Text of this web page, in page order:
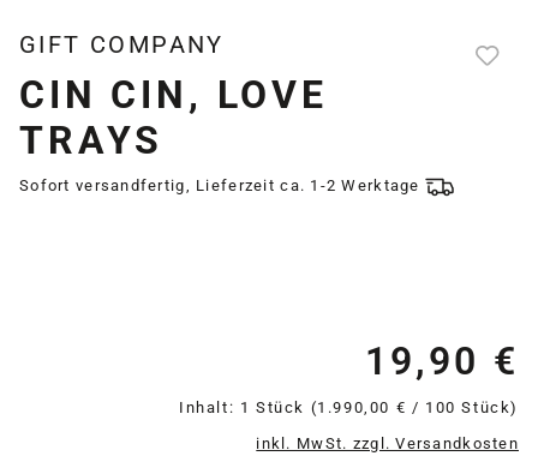
GIFT COMPANY
CIN CIN, LOVE
TRAYS
Sofort versandfertig, Lieferzeit ca. 1-2 Werktage
19,90 €
Inhalt: 1 Stück (1.990,00 € / 100 Stück)
inkl. MwSt. zzgl. Versandkosten